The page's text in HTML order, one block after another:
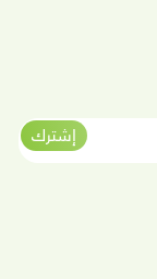
إشترك